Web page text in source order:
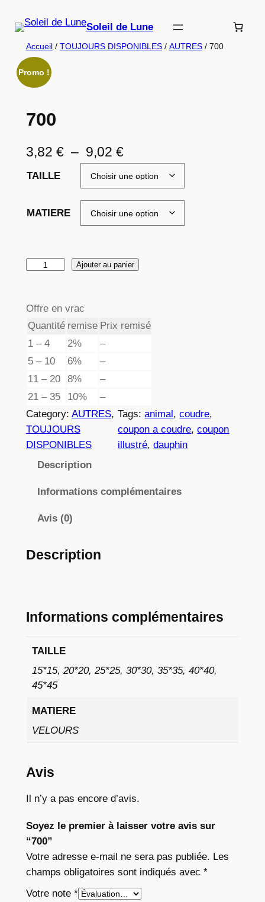
contenu
Soleil de Lune
Accueil/ TOUJOURS DISPONIBLES/ AUTRES/ 700
Promo !
700
3,82 € – 9,02 €P
l
a
g
d
e
3
,
€
TAILLE
MATIERE
n
é
7
0
0
Ajouter au panier
Offre en vrac
Quantité remise Prix remisé
1 – 4
2%
–
5 – 10
6%
–
11 – 20
8%
–
21 – 35
10%
–
Category: AUTRES
TOUJOURS
DISPONIBLES
Tags:animal, coudre
coupon a coudre, coupon
illustré, dauphin
Description
Informations complémentaires
Avis (0)
Description
Informations complémentaires
TAILLE
15*15, 20*20, 25*25, 30*30, 35*35, 40*40,
45*45
MATIERE
VELOURS
Avis
Il n’y a pas encore d’avis.
Soyez le premier à laisser votre avis sur
“700”
Votre adresse e-mail ne sera pas publiée. Les
champs obligatoires sont indiqués avec *
Votre note *